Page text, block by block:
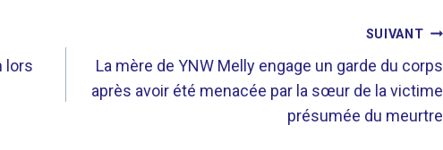
lors
SUIVANT
La mère de YNW Melly engage un garde du corps
après avoir été menacée par la sœur de la victime
présumée du meurtre